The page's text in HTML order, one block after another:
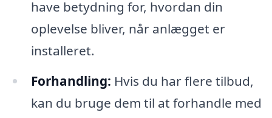
have betydning for, hvordan din
oplevelse bliver, når anlægget er
installeret.
Forhandling: Hvis du har flere tilbud,
kan du bruge dem til at forhandle med